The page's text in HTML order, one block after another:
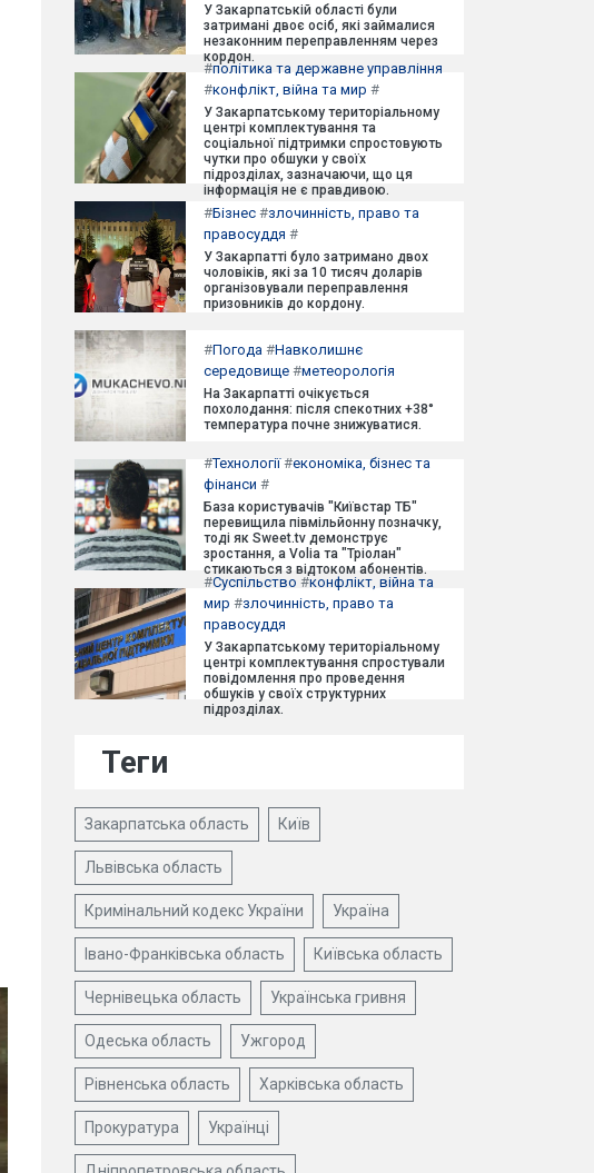
У Закарпатській області були
затримані двоє осіб, які займалися
незаконним переправленням через
кордон.
#політика та державне управління
#конфлікт, війна та мир #
У Закарпатському територіальному
центрі комплектування та
соціальної підтримки спростовують
чутки про обшуки у своїх
підрозділах, зазначаючи, що ця
інформація не є правдивою.
#Бізнес #злочинність, право та
правосуддя #
У Закарпатті було затримано двох
чоловіків, які за 10 тисяч доларів
організовували переправлення
призовників до кордону.
#Погода #Навколишнє
середовище #метеорологія
На Закарпатті очікується
похолодання: після спекотних +38°
температура почне знижуватися.
#Технології#економіка, бізнес та
фінанси #
База користувачів "Київстар ТБ"
перевищила півмільйонну позначку,
тоді як Sweet.tv демонструє
зростання, а Volia та "Тріолан"
стикаються з відтоком абонентів.
#Суспільство #конфлікт, війна та
мир #злочинність, право та
правосуддя
У Закарпатському територіальному
центрі комплектування спростували
повідомлення про проведення
обшуків у своїх структурних
підрозділах.
Теги
Закарпатська область Київ
Львівська область
Кримінальний кодекс України Україна
Івано-Франківська область Київська область
Чернівецька область Українська гривня
Одеська область Ужгород
Рівненська область Харківська область
Прокуратура Українці